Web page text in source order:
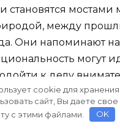
становятся мостами
между
Они напоминают
могут
к делу
к окружающей
городу
удобнее
cookie для хранения
сайт, Вы даете свое
с этими файлами.
OK